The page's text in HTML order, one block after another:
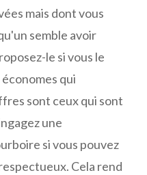
mais dont vous
semble avoir
le si vous le
qui
sont ceux qui sont
une
si vous pouvez
Cela rend